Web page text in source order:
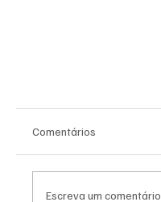
Comentários
Escreva um comentário